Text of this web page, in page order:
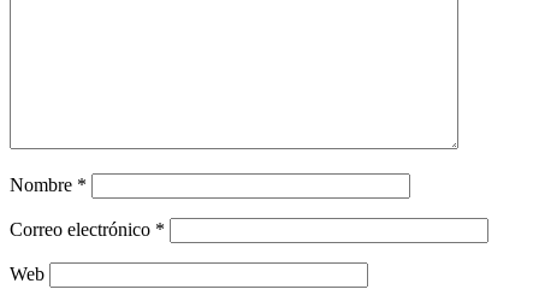
Nombre *
Correo electrónico *
Web